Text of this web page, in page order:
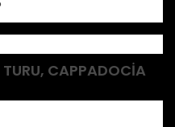
CAPPADOCIA